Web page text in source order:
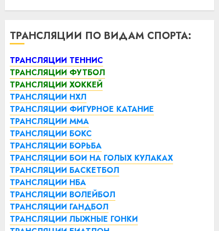
ТРАНСЛЯЦИИ ПО ВИДАМ СПОРТА:
ТРАНСЛЯЦИИ ТЕННИС
ТРАНСЛЯЦИИ ФУТБОЛ
ТРАНСЛЯЦИИ ХОККЕЙ
ТРАНСЛЯЦИИ НХЛ
ТРАНСЛЯЦИИ ФИГУРНОЕ КАТАНИЕ
ТРАНСЛЯЦИИ ММА
ТРАНСЛЯЦИИ БОКС
ТРАНСЛЯЦИИ БОРЬБА
ТРАНСЛЯЦИИ БОИ НА ГОЛЫХ КУЛАКАХ
ТРАНСЛЯЦИИ БАСКЕТБОЛ
ТРАНСЛЯЦИИ НБА
ТРАНСЛЯЦИИ ВОЛЕЙБОЛ
ТРАНСЛЯЦИИ ГАНДБОЛ
ТРАНСЛЯЦИИ ЛЫЖНЫЕ ГОНКИ